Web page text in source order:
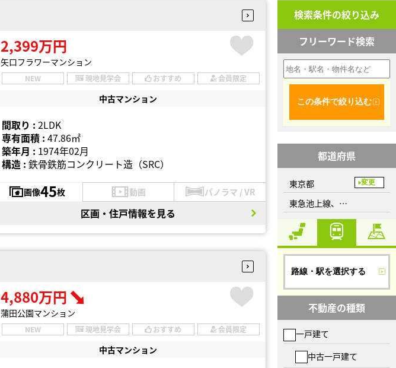
2,399万円
矢口フラワーマンション
NEW 現地見学会 おすすめ 会員限定
中古マンション
間取り : 2LDK
専有面積 : 47.86㎡
築年月 : 1974年02月
構造 : 鉄骨鉄筋コンクリート造（SRC）
画像45枚 動画 パノラマ / VR
区画・住戸情報を見る
4,880万円
蒲田公園マンション
NEW 現地見学会 おすすめ 会員限定
中古マンション
検索条件の絞り込み
フリーワード検索
この条件で絞り込む
都道府県
東京都 変更
東急池上線、蓮沼駅
路線・駅を選択する
不動産の種類
一戸建て
中古一戸建て